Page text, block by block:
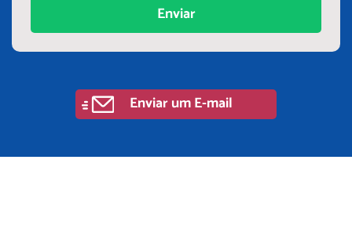
Enviar
Enviar um E-mail